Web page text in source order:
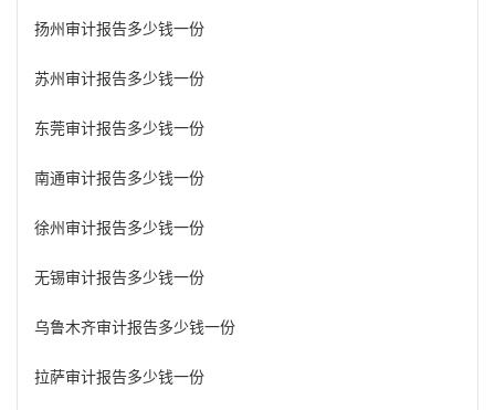
扬州审计报告多少钱一份
苏州审计报告多少钱一份
东莞审计报告多少钱一份
南通审计报告多少钱一份
徐州审计报告多少钱一份
无锡审计报告多少钱一份
乌鲁木齐审计报告多少钱一份
拉萨审计报告多少钱一份